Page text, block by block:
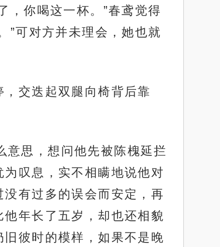
，你喝这一杯。”春鸢觉得
”可对方并未理会，她也就
交迭起双腿向椅背后靠
意思，想问他先被陈槐延拦
叹息，实不相瞒地说他对
有过多的误会而安定，再
年长了五岁，却也还相貌
彼时的模样，如果不是晚